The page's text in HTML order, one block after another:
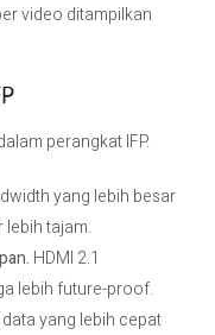
video ditampilkan
perangkat IFP.
yang lebih besar
tajam.
HDMI 2.1
lebih future-proof.
yang lebih cepat